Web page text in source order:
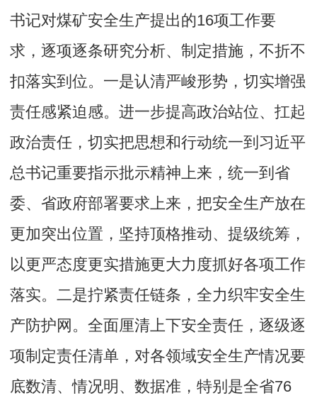
书记对煤矿安全生产提出的16项工作要
求，逐项逐条研究分析、制定措施，不折不
扣落实到位。一是认清严峻形势，切实增强
责任感紧迫感。进一步提高政治站位、扛起
政治责任，切实把思想和行动统一到习近平
总书记重要指示批示精神上来，统一到省
委、省政府部署要求上来，把安全生产放在
更加突出位置，坚持顶格推动、提级统筹，
以更严态度更实措施更大力度抓好各项工作
落实。二是拧紧责任链条，全力织牢安全生
产防护网。全面厘清上下安全责任，逐级逐
项制定责任清单，对各领域安全生产情况要
底数清、情况明、数据准，特别是全省76